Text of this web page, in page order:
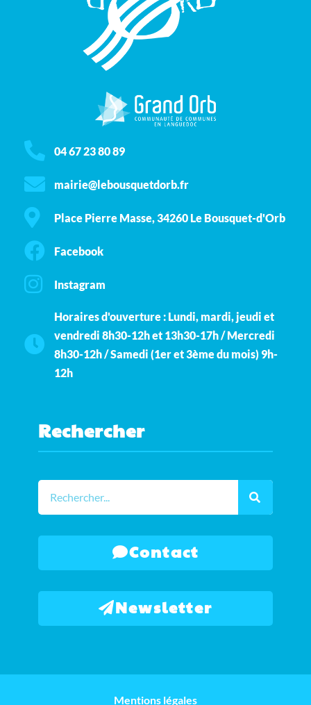
04 67 23 80 89
mairie@lebousquetdorb.fr
Place Pierre Masse, 34260 Le Bousquet-d'Orb
Facebook
Instagram
Horaires d'ouverture : Lundi, mardi, jeudi et
vendredi 8h30-12h et 13h30-17h / Mercredi
8h30-12h / Samedi (1er et 3ème du mois) 9h-
12h
Rechercher
Contact
Newsletter
Mentions légales